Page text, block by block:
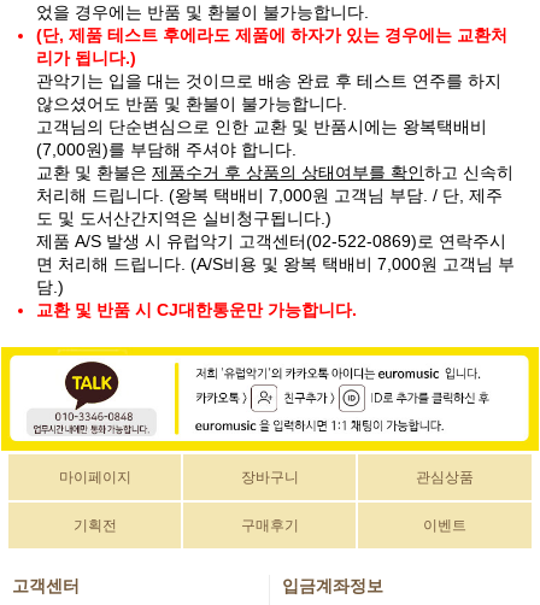
었을 경우에는 반품 및 환불이 불가능합니다.
(단, 제품 테스트 후에라도 제품에 하자가 있는 경우에는 교환처
리가 됩니다.)
관악기는 입을 대는 것이므로 배송 완료 후 테스트 연주를 하지
않으셨어도 반품 및 환불이 불가능합니다.
고객님의 단순변심으로 인한 교환 및 반품시에는 왕복택배비
(7,000원)를 부담해 주셔야 합니다.
교환 및 환불은 제품수거 후 상품의 상태여부를 확인하고 신속히
처리해 드립니다. (왕복 택배비 7,000원 고객님 부담. / 단, 제주
도 및 도서산간지역은 실비청구됩니다.)
제품 A/S 발생 시 유럽악기 고객센터(02-522-0869)로 연락주시
면 처리해 드립니다. (A/S비용 및 왕복 택배비 7,000원 고객님 부
담.)
교환 및 반품 시 CJ대한통운만 가능합니다.
마이페이지 장바구니 관심상품
기획전 구매후기 이벤트
고객센터 입금계좌정보